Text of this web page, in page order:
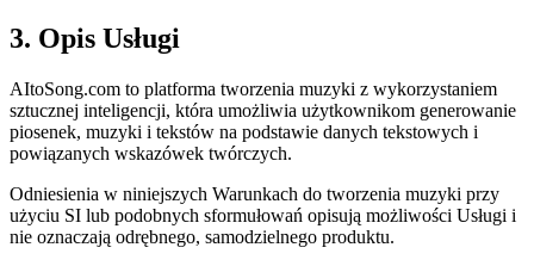
3. Opis Usługi
AItoSong.com to platforma tworzenia muzyki z wykorzystaniem
sztucznej inteligencji, która umożliwia użytkownikom generowanie
piosenek, muzyki i tekstów na podstawie danych tekstowych i
powiązanych wskazówek twórczych.
Odniesienia w niniejszych Warunkach do tworzenia muzyki przy
użyciu SI lub podobnych sformułowań opisują możliwości Usługi i
nie oznaczają odrębnego, samodzielnego produktu.